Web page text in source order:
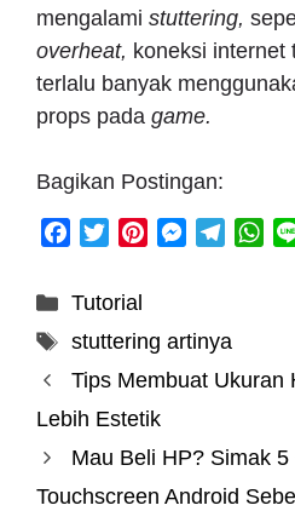
mengalami stuttering,
overheat, koneksi internet
terlalu banyak
props pada game.
Bagikan Postingan:
b
o
o
t
e
e
r
e
t
M
e
n
r
g
r
W
A
Categories
Tutorial
Tags
stuttering artinya
Tips Membuat Ukuran
Lebih Estetik
Mau Beli HP? Simak
Touchscreen Android